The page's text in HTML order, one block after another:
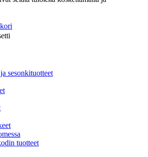
sesonkituotteet
tuotteet